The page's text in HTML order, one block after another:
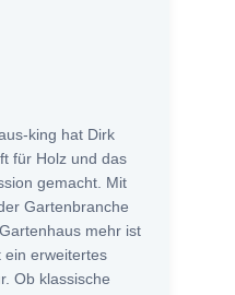
king hat Dirk
für Holz und das
gemacht. Mit
Gartenbranche
mehr ist
ein erweitertes
Ob klassische